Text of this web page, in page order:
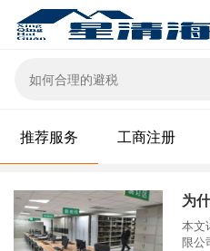
资质许可
推荐服务 工商注册
本文
限公